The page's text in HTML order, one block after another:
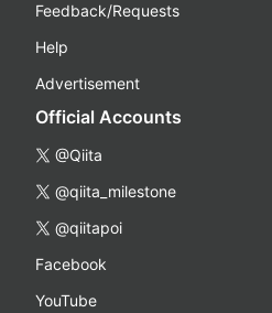
Feedback/Requests
Help
Advertisement
Official Accounts
@Qiita
@qiita_milestone
@qiitapoi
Facebook
YouTube